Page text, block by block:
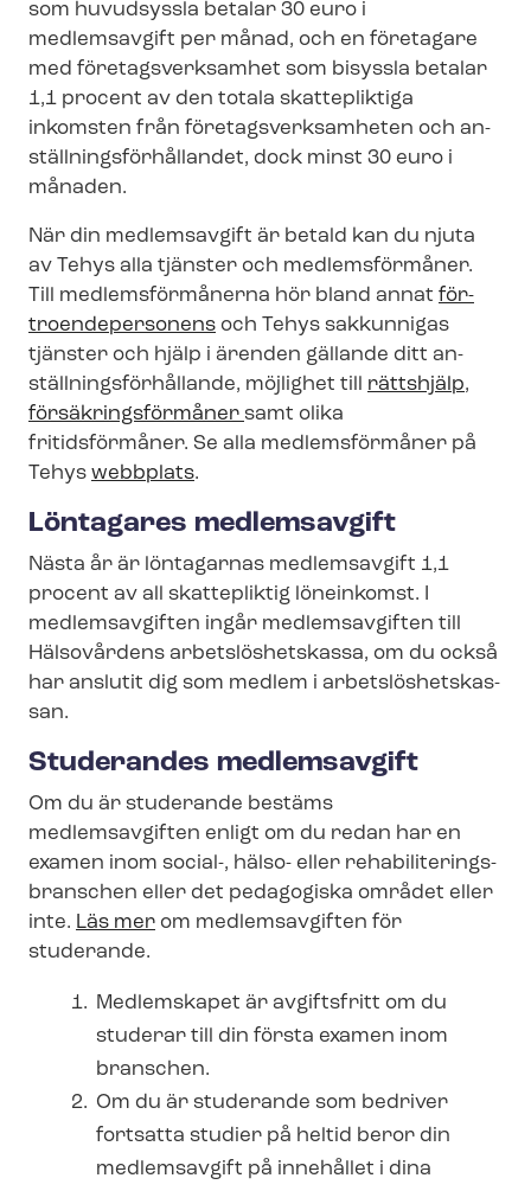
som huvudsyssla betalar 30 euro i
medlemsavgift per månad, och en företagare
med fö­re­tags­verk­sam­het som bisyssla betalar
1,1 procent av den totala skattepliktiga
inkomsten från fö­re­tags­verk­sam­he­ten och an­
ställ­nings­för­hål­lan­det, dock minst 30 euro i
månaden.
När din medlemsavgift är betald kan du njuta
av Tehys alla tjänster och medlemsförmåner.
Till medlemsförmånerna hör bland annat för­
tro­en­de­per­so­nens och Tehys sakkunnigas
tjänster och hjälp i ärenden gällande ditt an­
ställ­nings­för­hål­lan­de, möjlighet till rättshjälp,
för­säk­rings­för­må­ner samt olika
fritidsförmåner. Se alla medlemsförmåner på
Tehys webbplats.
Löntagares medlemsavgift
Nästa år är löntagarnas medlemsavgift 1,1
procent av all skattepliktig löneinkomst. I
medlemsavgiften ingår medlemsavgiften till
Hälsovårdens ar­bets­lös­hets­kas­sa, om du också
har anslutit dig som medlem i ar­bets­lös­hets­kas­
san.
Studerandes medlemsavgift
Om du är studerande bestäms
medlemsavgiften enligt om du redan har en
examen inom social-, hälso- eller re­ha­bi­li­te­rings­
bran­schen eller det pedagogiska området eller
inte. Läs mer om medlemsavgiften för
studerande.
Medlemskapet är avgiftsfritt om du
studerar till din första examen inom
branschen.
Om du är studerande som bedriver
fortsatta studier på heltid beror din
medlemsavgift på innehållet i dina